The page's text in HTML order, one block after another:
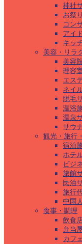
神社
お祭
コン
アイ
キッ
美容・リラ
美容
理容
エス
ネイ
脱毛
温浴
温泉
サウ
観光・旅行
宿泊
ホテ
ビジ
旅館
民泊
旅行
中国
食事・調理
飲食
弁当
カフ